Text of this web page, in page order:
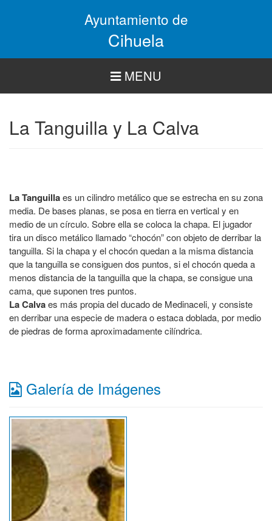
Ayuntamiento de
Cihuela
MENU
La Tanguilla y La Calva
La Tanguillaes un cilindro metálico que se estrecha en su zona
media. De bases planas, se posa en tierra en vertical y en
medio de un círculo. Sobre ella se coloca la chapa. El jugador
tira un disco metálico llamado “chocón” con objeto de derribar la
tanguilla. Si la chapa y el chocón quedan a la misma distancia
que la tanguilla se consiguen dos puntos, si el chocón queda a
menos distancia de la tanguilla que la chapa, se consigue una
cama, que suponen tres puntos.
La Calvaes más propia del ducado de Medinaceli, y consiste
en derribar una especie de madera o estaca doblada, por medio
de piedras de forma aproximadamente cilíndrica.
Galería de Imágenes